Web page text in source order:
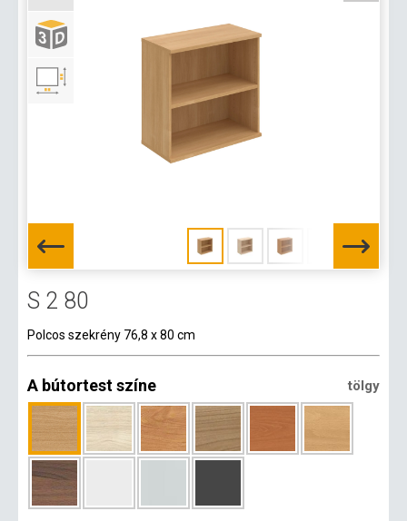
S 2 80
Polcos szekrény 76,8 x 80 cm
A bútortest színe tölgy